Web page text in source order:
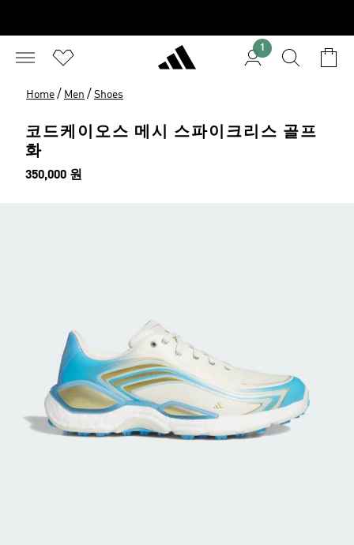
1
Home / Men / Shoes
코드케이오스 메시 스파이크리스 골프
화
가격
350,000 원